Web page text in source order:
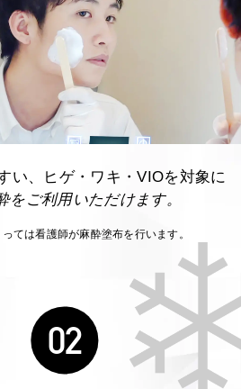
い、ヒゲ・ワキ・VIOを対象に
をご利用いただけます。
ては看護師が麻酔塗布を行います。
02